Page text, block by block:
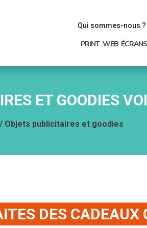
Qui sommes-nous ?
PRINT WEB
ET GOODIES
/ Objets publicitaires et goodies
DES CADEAUX